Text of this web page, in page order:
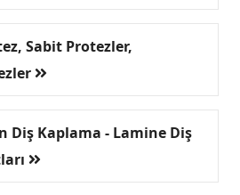
Sabit Protezler,
Diş Kaplama - Lamine Diş